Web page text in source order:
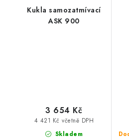
Kukla samozatmívací
ASK 900
Skladem
4 421 Kč včetně DPH
3 654 Kč